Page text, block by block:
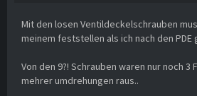
Mit den losen Ventildeckelschrauben
meinem feststellen als ich nach den PDE
Von den 9?! Schrauben waren nur noch
mehrer umdrehungen raus..